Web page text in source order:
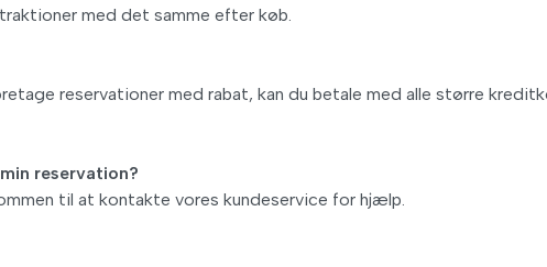
med det samme efter køb.
reservationer med rabat, kan du betale med alle større
reservation?
til at kontakte vores kundeservice for hjælp.